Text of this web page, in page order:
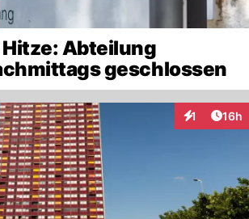
Hitze: Abteilung
geschlossen
1 16h